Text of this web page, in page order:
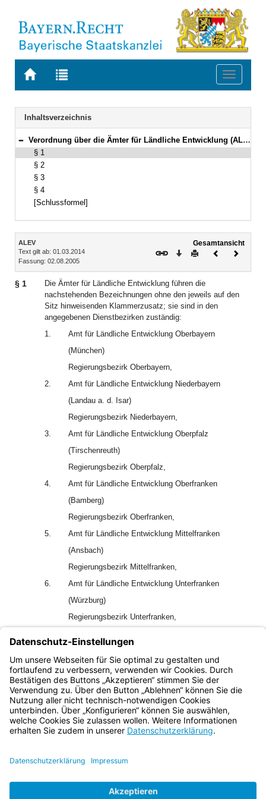
Zur
BAYERN.RECHT
Zur
letzten
Suche
Toggle
Navigation
Inhaltsverzeichnis
Bereich reduzieren
Verordnung über die Ämter für Ländliche Entwicklung (ALEV) Vom 2. August 2005 (GVBl. S. 369) BayRS 7815-2-L (§§ 1–4)
§ 1
§ 2
§ 3
§ 4
[Schlussformel]
Inhalt
ALEV
Text gilt ab: 01.03.2014
Fassung: 02.08.2005
Gesamtansicht
Download
DruckenVorheriges
§ 1
Die Ämter für Ländliche Entwicklung führen die
nachstehenden Bezeichnungen ohne den jeweils auf den
Sitz hinweisenden Klammerzusatz; sie sind in den
angegebenen Dienstbezirken zuständig:
1.
Amt für Ländliche Entwicklung Oberbayern
(München)
Regierungsbezirk Oberbayern,
2.
Amt für Ländliche Entwicklung Niederbayern
(Landau a. d. Isar)
Regierungsbezirk Niederbayern,
3.
Amt für Ländliche Entwicklung Oberpfalz
(Tirschenreuth)
Regierungsbezirk Oberpfalz,
4.
Amt für Ländliche Entwicklung Oberfranken
(Bamberg)
Regierungsbezirk Oberfranken,
5.
Amt für Ländliche Entwicklung Mittelfranken
(Ansbach)
Regierungsbezirk Mittelfranken,
6.
Amt für Ländliche Entwicklung Unterfranken
(Würzburg)
Regierungsbezirk Unterfranken,
(Krumbach (Schwaben))
Regierungsbezirk Schwaben.
Bayern.de
BayernPortal
Impressum